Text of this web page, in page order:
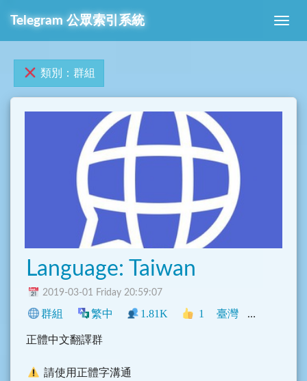
Telegram 公眾索引系統
類別：群組
Language: Taiwan
2019-03-01 Friday 20:59:07
群組 繁中 1.81K 1 臺灣 Telegram
正體中文翻譯群
請使用正體字溝通